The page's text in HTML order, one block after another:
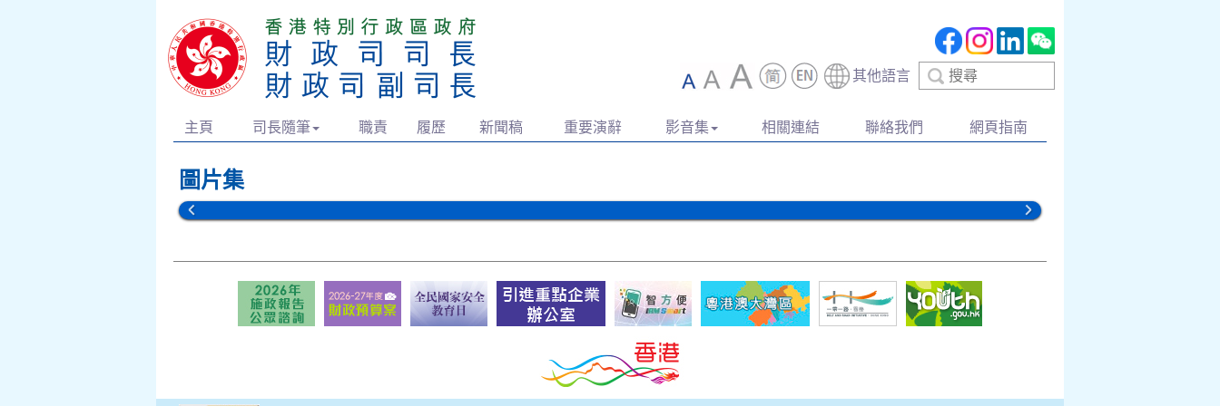
其他語言
尋
主頁 司長隨筆 職責 履歷 新聞稿 重要演辭 影音集 相關連結 聯絡我們 網頁指南
圖片集